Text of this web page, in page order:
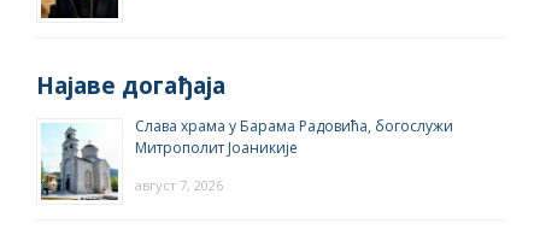
Најаве догађаја
Слава храма у Барама Радовића, богослужи
Митрополит Јоаникије
август 7, 2026